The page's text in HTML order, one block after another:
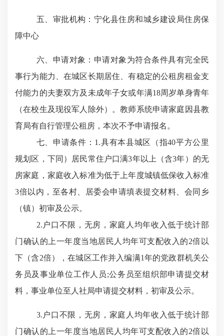
五、审批机构： 宁化县住房和城乡建设局住房保
障中心
六、申请对象： 申请对象为符合条件具有完全民
事行为能力、在城区长期居住、有稳定的公租房租金支
付能力的夫妻双方及未成年子女或年满18周岁单身青年
（在校生及现役军人除外）。教师系统申请家庭因县教
育局有自行管理公租房，本次不予申请报名。
七、申请条件： 1 .具有本县城区（指40平方公里
规划区，下同）居民常住户口满3年以上（含3年）的无
房家庭，家庭收入标准为低于上年度城镇低保收入标准
3倍以内，至各村、居委会申请填表提交材料、会同乡
（镇）初审及公示。
2. 户口不限，无房，家庭人均年收入低于统计部
门确认的上一年度当地居民人均年可支配收入的2倍以
下（含2倍），在城区工作并入编满1年的党政群机关公
务员及事业单位工作人员;公务员至组织部申请提交材
料，事业单位至人社局申请提交材料，初审及公示。
3. 户口不限，无房，家庭人均年收入低于统计部
门确认的上一年度当地居民人均年可支配收入的2倍以